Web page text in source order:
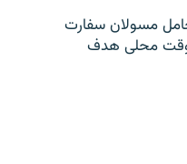
مسولان سفارت
وقت محلی هدف